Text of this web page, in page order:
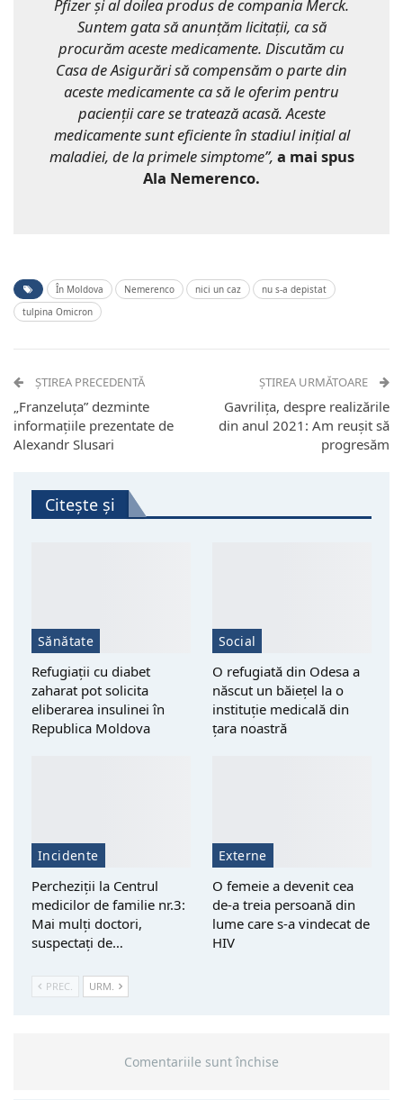
Pfizer și al doilea produs de compania Merck.
Suntem gata să anunțăm licitații, ca să
procurăm aceste medicamente. Discutăm cu
Casa de Asigurări să compensăm o parte din
aceste medicamente ca să le oferim pentru
pacienții care se tratează acasă. Aceste
medicamente sunt eficiente în stadiul inițial al
maladiei, de la primele simptome”, a mai spus
Ala Nemerenco.
În Moldova Nemerenco nici un caz
nu s-a depistat
tulpina Omicron
ȘTIREA PRECEDENTĂ
„Franzeluța” dezminte
informațiile prezentate de
Alexandr Slusari
ȘTIREA URMĂTOARE
Gavrilița, despre realizările
din anul 2021: Am reușit să
progresăm
Citește și
Sănătate
Refugiații cu diabet
zaharat pot solicita
eliberarea insulinei în
Republica Moldova
Social
O refugiată din Odesa a
născut un băiețel la o
instituție medicală din
țara noastră
Incidente
Percheziții la Centrul
medicilor de familie nr.3:
Mai mulți doctori,
suspectați de…
Externe
O femeie a devenit cea
de-a treia persoană din
lume care s-a vindecat de
HIV
PREC. URM.
Comentariile sunt închise